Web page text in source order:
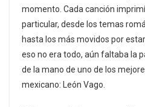
momento. Cada canción
particular, desde los temas
hasta los más movidos por
eso no era todo, aún faltaba la
de la mano de uno de los
mexicano: León Vago.